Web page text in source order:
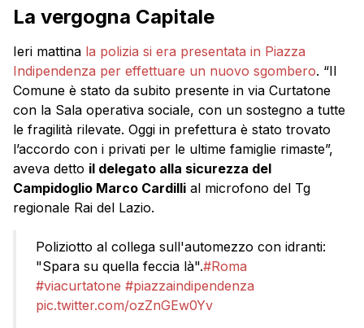
La vergogna Capitale
Ieri mattina la polizia si era presentata in Piazza
Indipendenza per effettuare un nuovo sgombero. “Il
Comune è stato da subito presente in via Curtatone
con la Sala operativa sociale, con un sostegno a tutte
le fragilità rilevate. Oggi in prefettura è stato trovato
l’accordo con i privati per le ultime famiglie rimaste”,
aveva detto il delegato alla sicurezza del
Campidoglio Marco Cardilli al microfono del Tg
regionale Rai del Lazio.
Poliziotto al collega sull'automezzo con idranti:
"Spara su quella feccia là".#Roma
#viacurtatone #piazzaindipendenza
pic.twitter.com/ozZnGEw0Yv